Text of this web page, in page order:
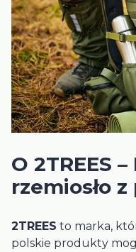
O 2TREES
rzemiosło z
2TREES to marka,
polskie produkty